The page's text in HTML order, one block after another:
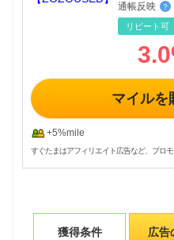
通帳反映
？
リピート可
3.0
マイルを
+5%mile
すぐたまはアフィリエイト広告など、プロ
獲得条件 広告